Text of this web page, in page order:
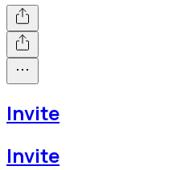
Invite
Invite